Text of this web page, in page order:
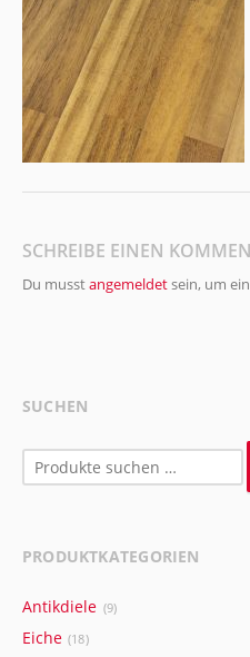
SCHREIBE EINEN
Du musstangemeldetsein, um
SUCHEN
Suchen
nach:
PRODUKTKATEGORIEN
Antikdiele (9)
Eiche (18)